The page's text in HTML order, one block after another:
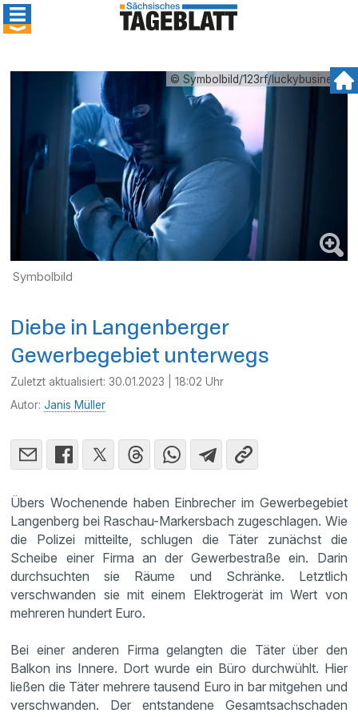
© Symbolbild/123rf/luckybusiness
Symbolbild
Diebe in Langenberger
Gewerbegebiet unterwegs
Zuletzt aktualisiert:30.01.2023 | 18:02 Uhr
Autor:Janis Müller
Übers Wochenende haben Einbrecher im Gewerbegebiet
Langenberg bei Raschau-Markersbach zugeschlagen. Wie
die Polizei mitteilte, schlugen die Täter zunächst die
Scheibe einer Firma an der Gewerbestraße ein. Darin
durchsuchten sie Räume und Schränke. Letztlich
verschwanden sie mit einem Elektrogerät im Wert von
mehreren hundert Euro.
Bei einer anderen Firma gelangten die Täter über den
Balkon ins Innere. Dort wurde ein Büro durchwühlt. Hier
ließen die Täter mehrere tausend Euro in bar mitgehen und
verschwanden. Der entstandene Gesamtsachschaden